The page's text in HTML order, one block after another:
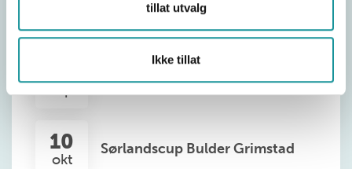
tillat utvalg
Ikke tillat
– Oslo (19.-20. september)
Vestlandscup Nordfjord
10
okt
Sørlandscup Bulder Grimstad